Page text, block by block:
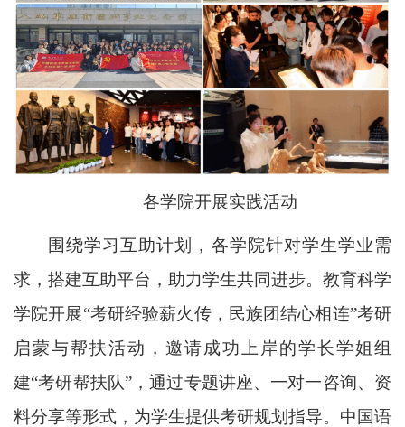
各学院开展实践活动
围绕学习互助计划，各学院针对学生学业需
求，搭建互助平台，助力学生共同进步。教育科学
学院开展“考研经验薪火传，民族团结心相连”考研
启蒙与帮扶活动，邀请成功上岸的学长学姐组
建“考研帮扶队”，通过专题讲座、一对一咨询、资
料分享等形式，为学生提供考研规划指导。中国语